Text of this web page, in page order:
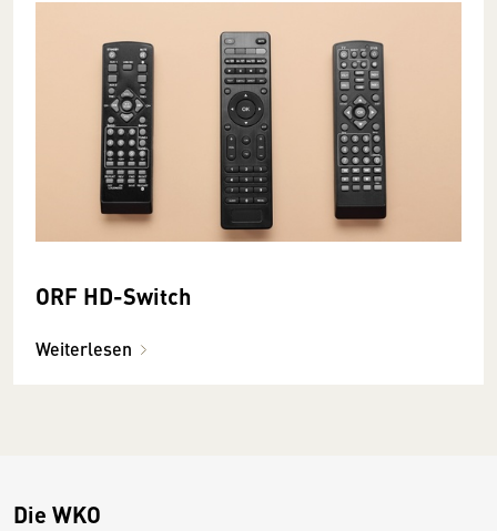
ORF HD-Switch
Weiterlesen
Die WKO